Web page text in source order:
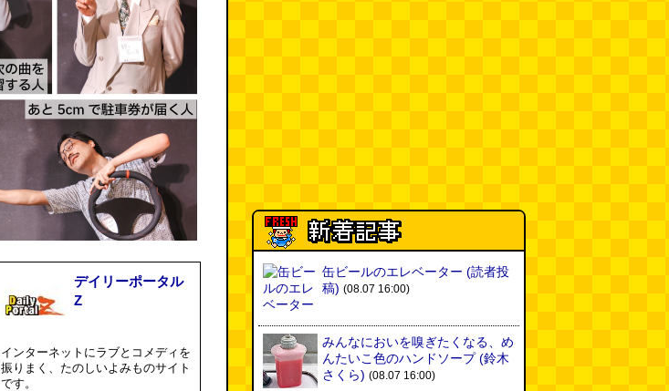
デイリーポータル
Z
インターネットにラブとコメディを
振りまく、たのしいよみものサイト
です。
缶ビールのエレベーター (読者投
稿) (08.07 16:00)
みんなにおいを嗅ぎたくなる、め
んたいこ色のハンドソープ(鈴木
さくら) (08.07 16:00)